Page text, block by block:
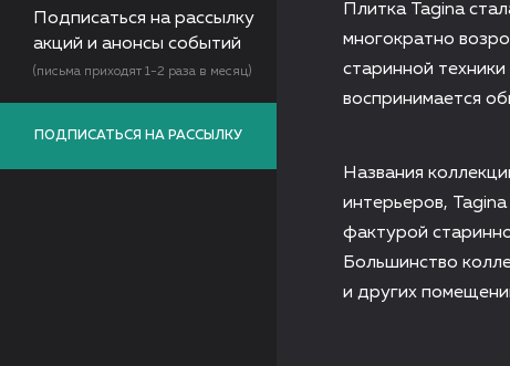
Подписаться на рассылку
акций и анонсы событий
(письма приходят 1-2 раза в месяц)
ПОДПИСАТЬСЯ НА РАССЫЛКУ
Плитка Tagina
многократно
старинной
воспринимается
Названия
интерьеров,
фактурой
Большинство
и других